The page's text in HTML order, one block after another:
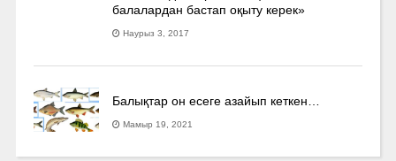
балалардан бастап оқыту керек»
Наурыз 3, 2017
Балықтар он есеге азайып кеткен…
Мамыр 19, 2021